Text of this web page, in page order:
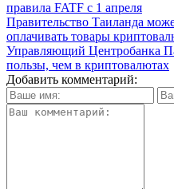
правила FATF с 1 апреля
Правительство Таиланда
оплачивать товары
Управляющий Центробанка
пользы, чем в криптовалютах
Добавить комментарий: